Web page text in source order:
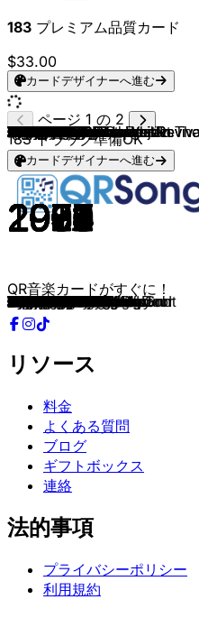
183 プレミアム品質カード
$33.00
カードデザイナーへ進む
Patent Ochsner
2019
Für immer uf di
Stubete Gäng
2019
Petra Sturzenegger
Crazy Frog
2005
Axel F
Lo & Leduc
2018
079
Bryan Adams
1985
Summer Of '69
Falco
2023
Der Kommissar
Polo Hofer & Rumpelstilz
1976
Kiosk
Patent Ochsner
1991
Scharlachrot
Apache 207
2023
Breaking your heart
Apache 207
2019
Roller
Dodo
2015
Hippie-Bus
Peter Fox
2008
Alles neu
Dire Straits
1985
Money For Nothing
Sido
2004
Fuffies Im Club
Dire Straits
1982
Private Investigations
Patent Ochsner
2025
Stäffisburg
Dire Straits
1985
Walk Of Life
Falco
1985
Jeanny
Adrian Stern
2003
Ha Nur Welle Wüsse...
Creedence Clearwater Revival
1970
Lookin' Out My Back Door
Will Smith
1997
Miami
Kid Rock
2007
All Summer Long
Ace Of Base
1992
All That She Wants
Eagles
1977
Hotel California
a-ha
1984
Take on Me
The Beatles
1969
Here Comes The Sun
Nelly
2002
Hot In Herre
2Pac
1995
California Love
Spin Doctors
1993
Two Princes
Lumidee
2003
Never Leave You
P!nk
2001
Get the Party Started
Don Omar
2006
Candela
50 Cent
2003
P.I.M.P.
Nelly Furtado
2006
Maneater
Justin Timberlake
2003
Señorita
Timbaland
2007
Give It To Me
Gölä & Urchig
2017
I hät no viu blöder ta
AC/DC
1980
Hells Bells
AC/DC
1979
Highway To Hell
Madden NFL 11
2011
Thunderstruck
Trauffer
2013
Brienzersee
Guns N' Roses
1992
November Rain
Survivor
1982
Eye of the Tiger
Westernhagen
1994
Willenlos
Spider Murphy Gang
1981
Schickeria
The Alan Parsons Project
1979
Lucifer
Spliff
1982
Carbonara
Visage
1980
Fade To Grey
The Bangles
1983
Going Down to Liverpool
R.E.M.
1991
Losing My Religion
Van Halen
1984
Jump
The Bellamy Brothers
1985
I Need More Of You
Gölä
1998
Schwan
Züri West
1994
I schänke dr mis Härz
Nickelback
2003
Someday
Aerosmith
2011
Amazing
Europe
1986
The Final Countdown
Deep Purple
1968
Hush
TOTO
1982
Africa
Barclay James Harvest
1977
Hymn
Band of Horses
2006
The Funeral
Kenny Rogers
2020
The Gambler
Journey
1981
Don't Stop Believin'
Creedence Clearwater Revival
1969
Green River
Dire Straits
1985
Walk Of Life
Dire Straits
1978
Sultans Of Swing
Patent Ochsner
2015
Bälpmoos
Metallica
1999
Nothing Else Matters
The Hooters
1982
All You Zombies
Steppenwolf
1968
Born To Be Wild
Bob Marley & The Wailers
2022
Exodus
Genesis
1986
Land of Confusion
Genesis
1983
That's All
Foreigner
1987
Say You Will
Foreigner
1981
Juke Box Hero
Mike Oldfield
2013
Crises
ZZ Top
1985
Planet of Women
Queen
1980
Flash
Led Zeppelin
1969
Heartbreaker
Stefanie Heinzmann
2015
On Fire
Mani Matter
1996
I han es Zündhölzli azündt
Rumpelstilz
1976
Teddybär
Orchestral Manoeuvres In
1980
Enola Gay
Eric Clapton
1977
Cocaine
Boston
1976
More Than A Feeling
Men At Work
1981
Down Under
The Animals
1964
House Of The Rising Sun
Rammstein
1997
Du hast
Rammstein
1997
Engel
INXS
1983
Original Sin
Big Country
1983
Fields Of Fire
Roxy Music
1982
More Than This
Level 42
1998
The Sun Goes Down
Thompson Twins
1983
Hold Me Now
Duran Duran
1984
The Reflex
Kajagoogoo
1983
Too Shy
Depeche Mode
1984
Master and Servant
Pet Shop Boys
1985
West End Girls
UB40
1983
Red Red Wine
Big Mountain
1990
Baby, I Love Your Way
ページ 1 の 2
183トラック準備OK
カードデザイナーへ進む
QR音楽カードがすぐに！
リソース
料金
よくある質問
ブログ
ギフトボックス
連絡
法的事項
プライバシーポリシー
利用規約